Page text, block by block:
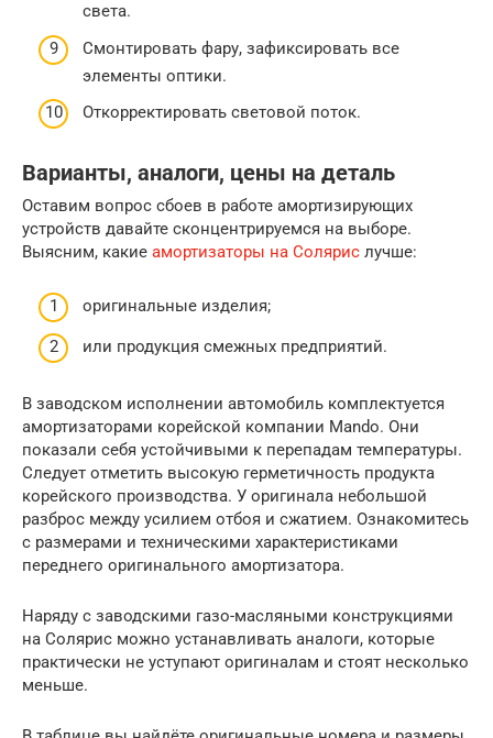
света.
Смонтировать фару, зафиксировать все
элементы оптики.
Откорректировать световой поток.
Варианты, аналоги, цены на деталь
Оставим вопрос сбоев в работе амортизирующих
устройств давайте сконцентрируемся на выборе.
Выясним, какие амортизаторы на Солярис лучше:
оригинальные изделия;
или продукция смежных предприятий.
В заводском исполнении автомобиль комплектуется
амортизаторами корейской компании Mando. Они
показали себя устойчивыми к перепадам температуры.
Следует отметить высокую герметичность продукта
корейского производства. У оригинала небольшой
разброс между усилием отбоя и сжатием. Ознакомитесь
с размерами и техническими характеристиками
переднего оригинального амортизатора.
Наряду с заводскими газо-масляными конструкциями
на Солярис можно устанавливать аналоги, которые
практически не уступают оригиналам и стоят несколько
меньше.